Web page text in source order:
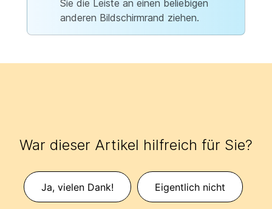
Sie die Leiste an einen beliebigen
anderen Bildschirmrand ziehen.
War dieser Artikel hilfreich für Sie?
Ja, vielen Dank! Eigentlich nicht